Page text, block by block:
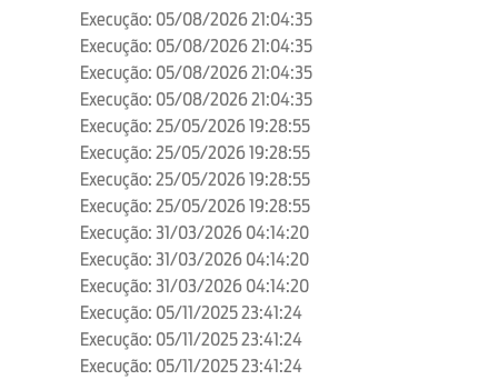
Execução: 05/08/2026 21:04:35
Execução: 05/08/2026 21:04:35
Execução: 05/08/2026 21:04:35
Execução: 05/08/2026 21:04:35
Execução: 25/05/2026 19:28:55
Execução: 25/05/2026 19:28:55
Execução: 25/05/2026 19:28:55
Execução: 25/05/2026 19:28:55
Execução: 31/03/2026 04:14:20
Execução: 31/03/2026 04:14:20
Execução: 31/03/2026 04:14:20
Execução: 05/11/2025 23:41:24
Execução: 05/11/2025 23:41:24
Execução: 05/11/2025 23:41:24